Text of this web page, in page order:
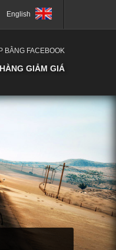
English
BẰNG FACEBOOK
HÀNG GIẢM GIÁ